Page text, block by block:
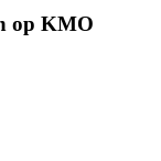
op KMO